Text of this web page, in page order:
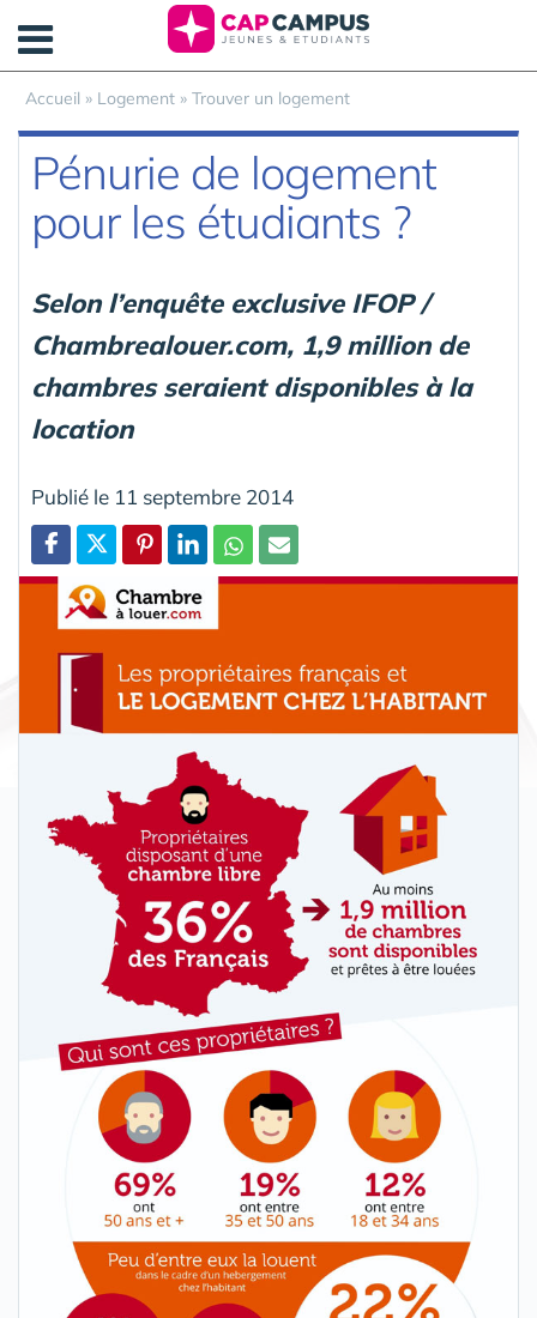
Accueil » Logement » Trouver un logement
Pénurie de logement
pour les étudiants ?
Selon l’enquête exclusive IFOP /
Chambrealouer.com, 1,9 million de
chambres seraient disponibles à la
location
Publié le 11 septembre 2014
Partager
Panneau de gestion des cookies